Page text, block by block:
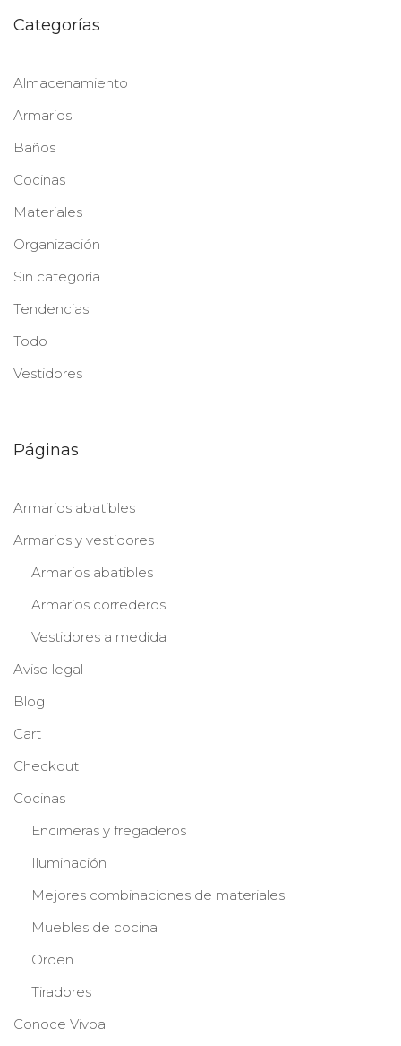
Categorías
Almacenamiento
Armarios
Baños
Cocinas
Materiales
Organización
Sin categoría
Tendencias
Todo
Vestidores
Páginas
Armarios abatibles
Armarios y vestidores
Armarios abatibles
Armarios correderos
Vestidores a medida
Aviso legal
Blog
Cart
Checkout
Cocinas
Encimeras y fregaderos
Iluminación
Mejores combinaciones de materiales
Muebles de cocina
Orden
Tiradores
Conoce Vivoa